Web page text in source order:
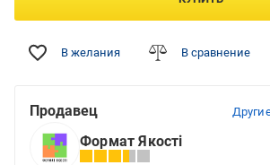
В желания В сравнение
Продавец
Формат Якості